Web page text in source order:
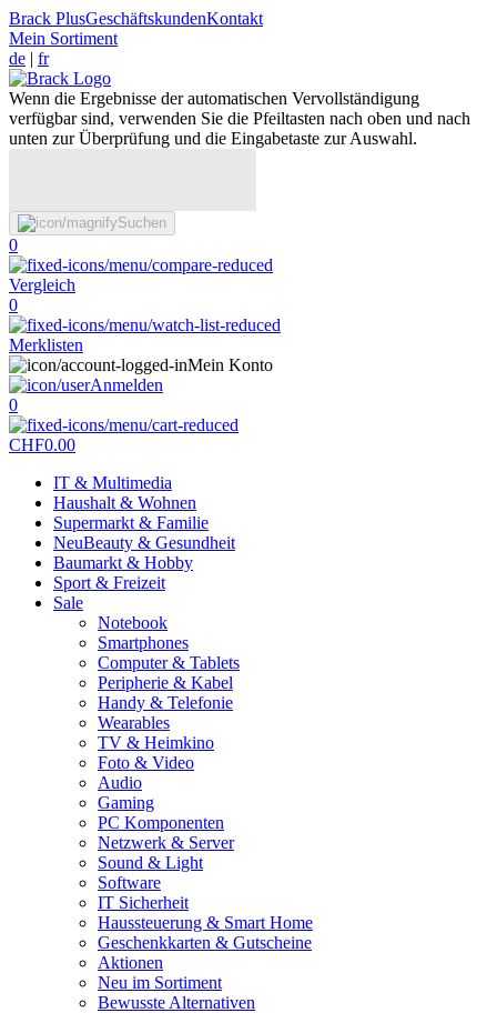
Brack PlusGeschäftskundenKontakt
Mein Sortiment
de | fr
Wenn die Ergebnisse der automatischen Vervollständigung
verfügbar sind, verwenden Sie die Pfeiltasten nach oben und nach
unten zur Überprüfung und die Eingabetaste zur Auswahl.
Suchen
0
Vergleich
0
Merklisten
Mein Konto
Anmelden
0
CHF0.00
IT & Multimedia
Haushalt & Wohnen
Supermarkt & Familie
NeuBeauty & Gesundheit
Baumarkt & Hobby
Sport & Freizeit
Sale
Notebook
Smartphones
Computer & Tablets
Peripherie & Kabel
Handy & Telefonie
Wearables
TV & Heimkino
Foto & Video
Audio
Gaming
PC Komponenten
Netzwerk & Server
Sound & Light
Software
IT Sicherheit
Haussteuerung & Smart Home
Geschenkkarten & Gutscheine
Aktionen
Neu im Sortiment
Bewusste Alternativen